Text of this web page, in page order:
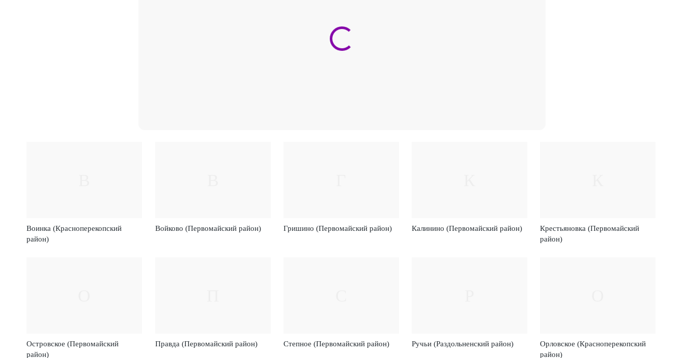
Воинка (Красноперекопский
район)
Войково (Первомайский район) Гришино (Первомайский район) Калинино (Первомайский район)
Крестьяновка (Первомайский
район)
Островское (Первомайский
район)
Правда (Первомайский район) Степное (Первомайский район) Ручьи (Раздольненский район)
Орловское (Красноперекопский
район)